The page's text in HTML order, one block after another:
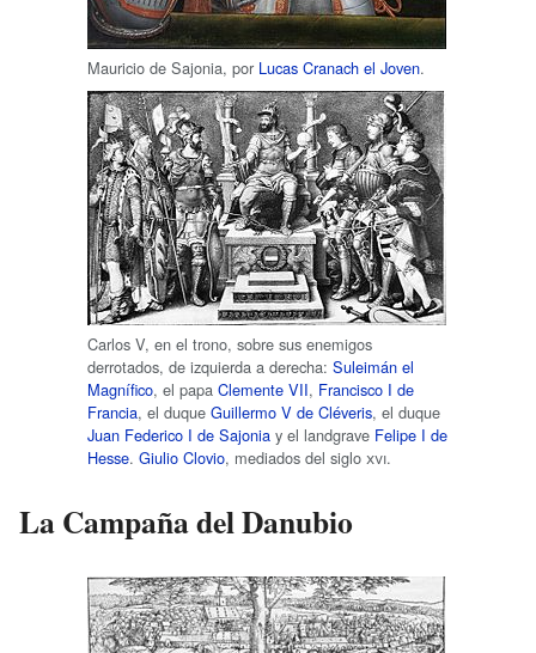
Mauricio de Sajonia, por Lucas Cranach el Joven.
Carlos V, en el trono, sobre sus enemigos
derrotados, de izquierda a derecha: Suleimán el
Magnífico, el papa Clemente VII, Francisco I de
Francia, el duque Guillermo V de Cléveris, el duque
Juan Federico I de Sajonia y el landgrave Felipe I de
Hesse. Giulio Clovio, mediados del siglo xvi.
La Campaña del Danubio